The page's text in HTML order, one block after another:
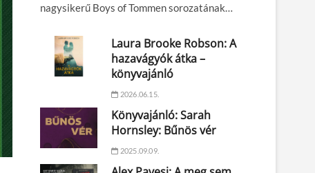
nagysikerű Boys of Tommen sorozatának…
Laura Brooke Robson: A
hazavágyók átka –
könyvajánló
2026.06.15.
Könyvajánló: Sarah
Hornsley: Bűnös vér
2025.09.09.